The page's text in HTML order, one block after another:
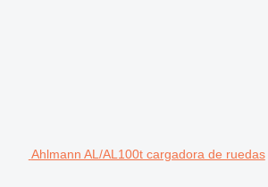
Ahlmann AL/AL100t cargadora de ruedas